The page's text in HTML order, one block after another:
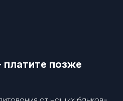
платите позже